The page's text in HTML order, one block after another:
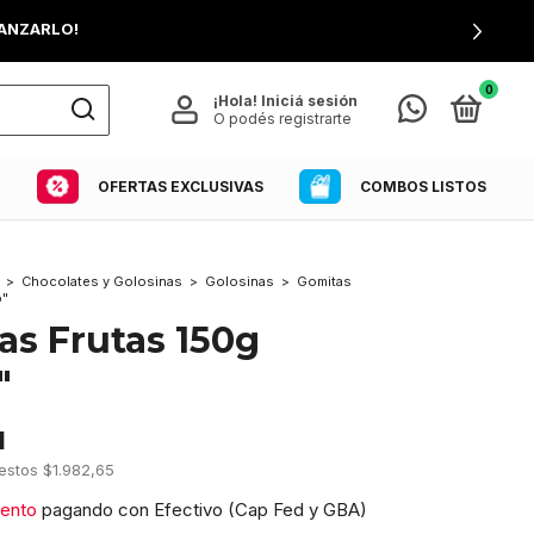
¡Hola! Iniciá sesión
O podés registrarte
0
OFERTAS EXCLUSIVAS COMBOS LISTOS
> Chocolates y Golosinas > Golosinas > Gomitas
Frutas 150g
$1.982,65
pagando con Efectivo (Cap Fed y GBA)